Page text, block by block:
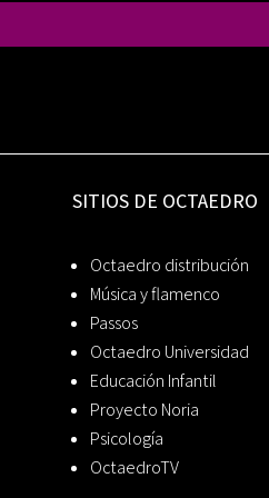
SITIOS DE OCTAEDRO
Octaedro distribución
Música y flamenco
Passos
Octaedro Universidad
Educación Infantil
Proyecto Noria
Psicología
OctaedroTV